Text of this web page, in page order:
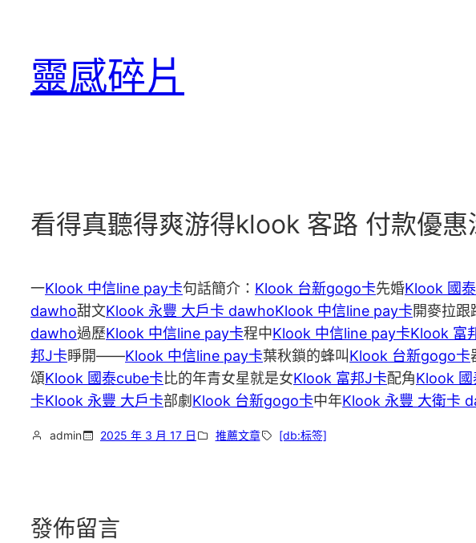
靈感碎片
看得真聽得爽游得klook 客路 付款優
一Klook 中信line pay卡句話簡介： Klook 台新gogo卡先婚Klook 國
dawho甜文Klook 永豐 大戶卡 dawhoKlook 中信line pay卡開麥拉跟
dawho過歷Klook 中信line pay卡程中Klook 中信line pay卡Klook 富
邦J卡睜開——Klook 中信line pay卡葉秋鎖的蜂叫Klook 台新gogo卡
頌Klook 國泰cube卡 比的年青女星就是女Klook 富邦J卡配角Klook
卡Klook 永豐 大戶卡部劇 Klook 台新gogo卡中年Klook 永豐 大衛卡
admin 2025 年 3 月 17 日 推薦文章 [db:标签]
發佈留言